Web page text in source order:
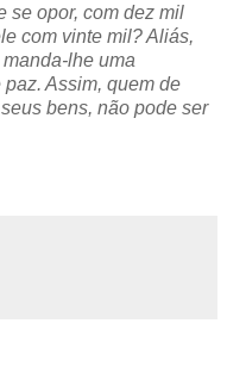
se opor, com dez mil
com vinte mil? Aliás,
lhe uma
Assim, quem de
bens, não pode ser